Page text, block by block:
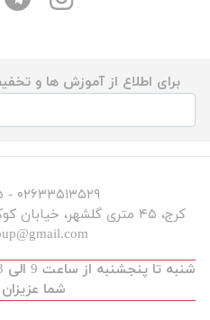
برای اطلاع از آموزش ها و
۰۲۶۳۳۵۱۳۵۲۹ - ۰۲۶۳۳۵۳۴۳۱۵
کرج، ۴۵ متری گلشهر، خیابان کوکب شرقی، عکس و فیلم مکث
شما